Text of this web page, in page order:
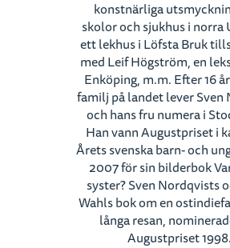
konstnärliga
skolor och sjukhus i norra
ett lekhus i Löfsta Bruk
med Leif Högström, en
Enköping, m.m. Efter 16
familj på landet lever Sven
och hans fru numera i
Han vann Augustpriset i
Årets svenska barn- och
2007 för sin bilderbok
syster? Sven Nordqvists
Wahls bok om en
långa resan,
Augustpriset 1998.